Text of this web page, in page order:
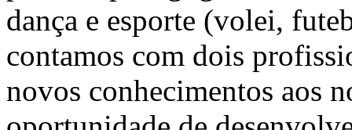
dança e esporte (volei,
contamos com dois
novos conhecimentos aos